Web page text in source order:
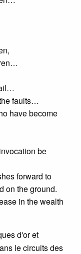
faults…
have become
be
forward to
on the ground.
in the wealth
d'or et
le circuits des